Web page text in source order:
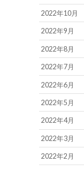
2022年10月
2022年9月
2022年8月
2022年7月
2022年6月
2022年5月
2022年4月
2022年3月
2022年2月